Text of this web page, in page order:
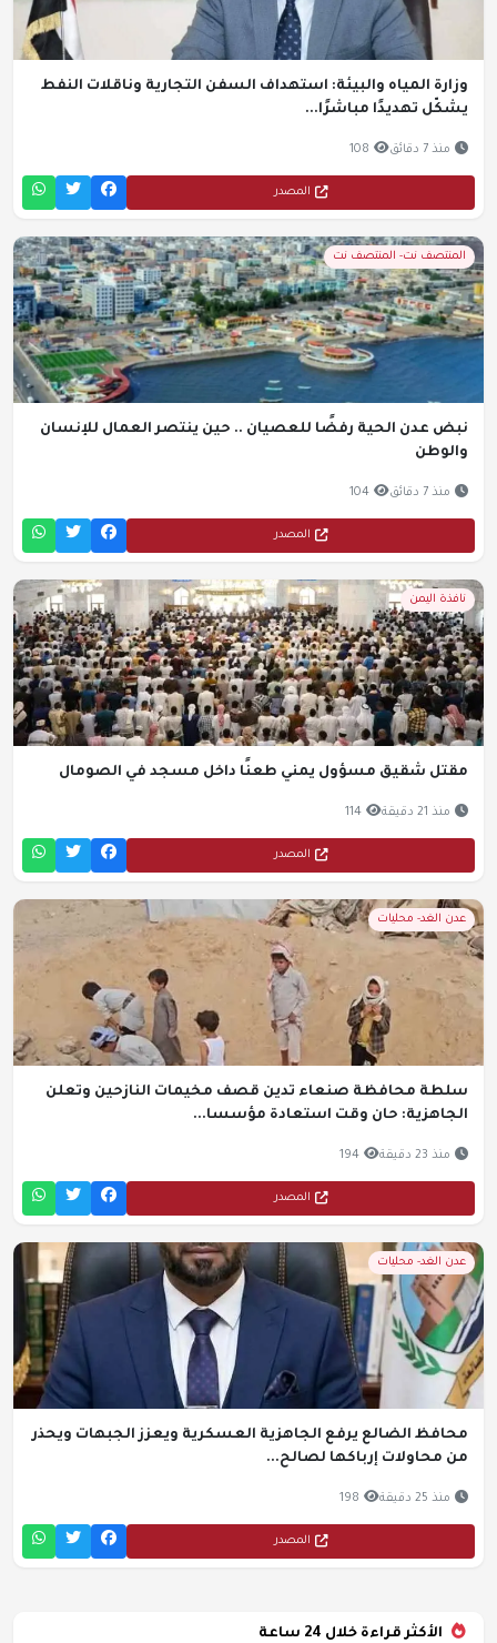
وزارة المياه والبيئة: استهداف السفن التجارية وناقلات النفط
يشكّل تهديدًا مباشرًا...
منذ 7 دقائق 108
المصدر
المنتصف نت- المنتصف نت
نبض عدن الحية رفضًا للعصيان .. حين ينتصر العمال للإنسان
والوطن
منذ 7 دقائق 104
المصدر
نافذة اليمن
مقتل شقيق مسؤول يمني طعنًا داخل مسجد في الصومال
منذ 21 دقيقة 114
المصدر
عدن الغد- محليات
سلطة محافظة صنعاء تدين قصف مخيمات النازحين وتعلن
الجاهزية: حان وقت استعادة مؤسسا...
منذ 23 دقيقة 194
المصدر
عدن الغد- محليات
محافظ الضالع يرفع الجاهزية العسكرية ويعزز الجبهات ويحذر
من محاولات إرباكها لصالح...
منذ 25 دقيقة 198
المصدر
الأكثر قراءة خلال 24 ساعة